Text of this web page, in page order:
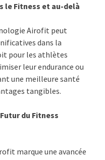
le Fitness et au-delà
Airofit peut
dans la
pour les athlètes
leur endurance ou
une meilleure santé
tangibles.
du Fitness
marque une avancée